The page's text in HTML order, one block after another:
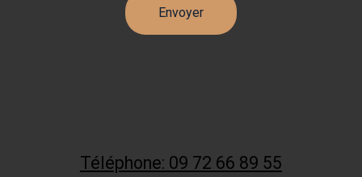
Téléphone: 09 72 66 89 55